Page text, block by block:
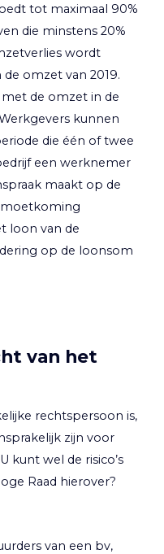
tot maximaal 90%
die minstens 20%
wordt
de omzet van 2019.
de omzet in de
kunnen
die één of twee
een werknemer
maakt op de
loon van de
op de loonsom
van het
rechtspersoon is,
zijn voor
kunt wel de risico’s
Raad hierover?
van een bv,